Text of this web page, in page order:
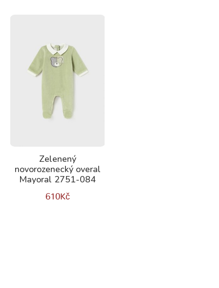
Zelenený
novorozenecký overal
Mayoral 2751-084
610Kč